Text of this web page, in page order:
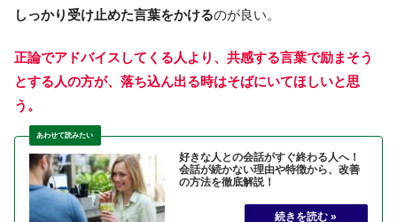
しっかり受け止めた言葉をかけるのが良い。
正論でアドバイスしてくる人より、共感する言葉で励まそう
とする人の方が、落ち込ん出る時はそばにいてほしいと思
う。
好きな人との会話がすぐ終わる人へ！
会話が続かない理由や特徴から、改善
の方法を徹底解説！